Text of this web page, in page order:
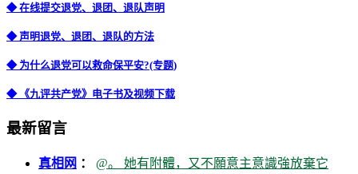
◆ 在线提交退党、退团、退队声明
◆ 声明退党、退团、退队的方法
◆ 为什么退党可以救命保平安?(专题)
◆ 《九评共产党》电子书及视频下载
最新留言
真相网 ： @。 她有附體，又不願意主意識強放棄它